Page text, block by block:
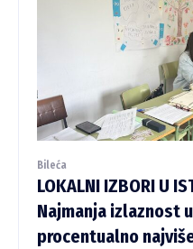
Bileća
LOKALNI IZBORI U
Najmanja izlaznost
procentualno